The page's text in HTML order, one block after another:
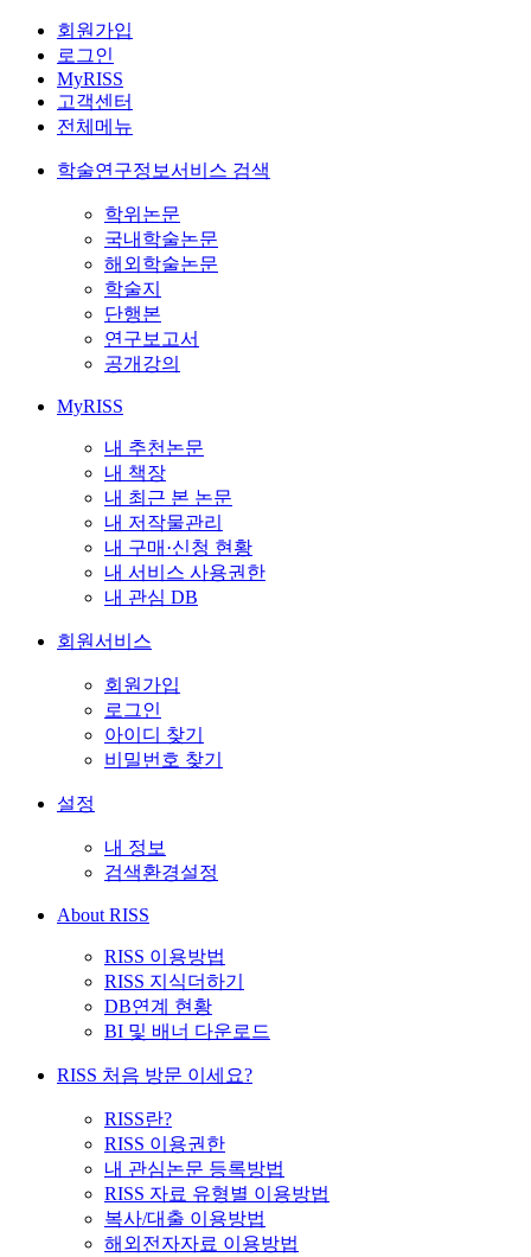
회원가입
로그인
MyRISS
고객센터
전체메뉴
학술연구정보서비스 검색
학위논문
국내학술논문
해외학술논문
학술지
단행본
연구보고서
공개강의
MyRISS
내 추천논문
내 책장
내 최근 본 논문
내 저작물관리
내 구매·신청 현황
내 서비스 사용권한
내 관심 DB
회원서비스
회원가입
로그인
아이디 찾기
비밀번호 찾기
설정
내 정보
검색환경설정
About RISS
RISS 이용방법
RISS 지식더하기
DB연계 현황
BI 및 배너 다운로드
RISS 처음 방문 이세요?
RISS란?
RISS 이용권한
내 관심논문 등록방법
RISS 자료 유형별 이용방법
복사/대출 이용방법
해외전자자료 이용방법